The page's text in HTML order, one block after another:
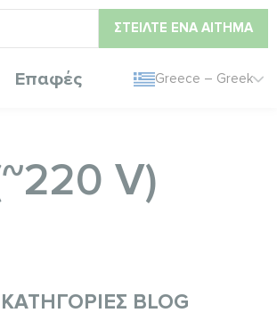
ΣΤΕΊΛΤΕ ΈΝΑ ΑΊΤΗΜΑ
Επαφές Greece – Greek
V)
ΚΑΤΗΓΟΡΊΕΣ BLOG